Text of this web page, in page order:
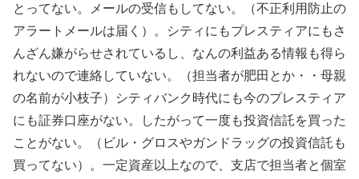
とってない。メールの受信もしてない。（不正利用防止の
アラートメールは届く）。シティにもプレスティアにもさ
んざん嫌がらせされているし、なんの利益ある情報も得ら
れないので連絡していない。（担当者が肥田とか・・母親
の名前が小枝子）シティバンク時代にも今のプレスティア
にも証券口座がない。したがって一度も投資信託を買った
ことがない。（ビル・グロスやガンドラッグの投資信託も
買ってない）。一定資産以上なので、支店で担当者と個室